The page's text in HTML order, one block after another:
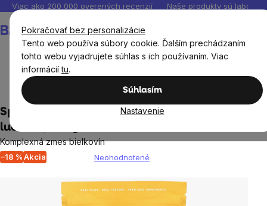
Pokračovať bez personalizácie
Tento web používa súbory cookie. Ďalším prechádzaním
tohto webu vyjadrujete súhlas s ich používaním. Viac
informáciítu.
Súhlasím
Nastavenie
Prejsť
obsah
Viac ako 200 000 overených recenzií Naše produkty sú
košík
Proteíny
Sprout Living Epic protein, vanilka a
lucuma, 456 g
Komplexná zmes bielkovín
–18 %Akcia
Priemerné
produktu
Neohodnotené